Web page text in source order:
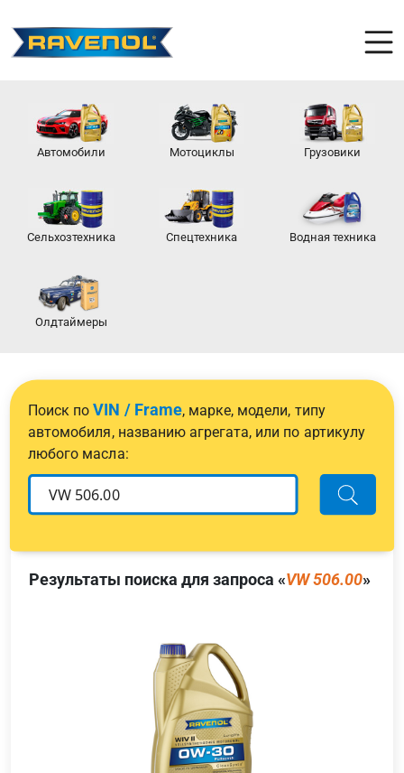
Автомобили Мотоциклы Грузовики
Сельхозтехника Спецтехника Водная техника
Олдтаймеры
Поиск поVIN / Frame, марке, модели, типу
автомобиля, названию агрегата, или по артикулу
любого масла:
Результаты поиска для запроса «VW 506.00»